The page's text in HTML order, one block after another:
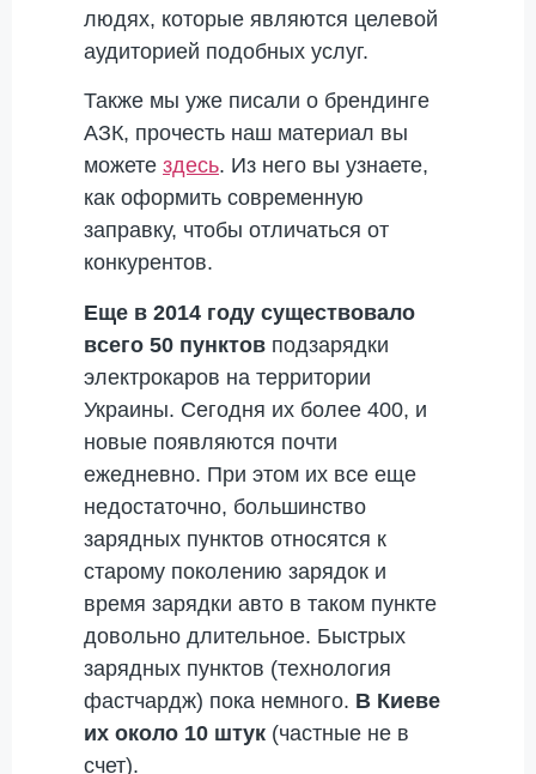
людях, которые являются целевой
аудиторией подобных услуг.
Также мы уже писали о брендинге
АЗК, прочесть наш материал вы
можете здесь. Из него вы узнаете,
как оформить современную
заправку, чтобы отличаться от
конкурентов.
Еще в 2014 году существовало
всего 50 пунктов подзарядки
электрокаров на территории
Украины. Сегодня их более 400, и
новые появляются почти
ежедневно. При этом их все еще
недостаточно, большинство
зарядных пунктов относятся к
старому поколению зарядок и
время зарядки авто в таком пункте
довольно длительное. Быстрых
зарядных пунктов (технология
фастчардж) пока немного. В Киеве
их около 10 штук (частные не в
счет).